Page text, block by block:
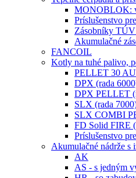
MONOBLOK:
Príslušenstvo
Zásobníky TÚV
Akumulačné
FANCOIL
Kotly na tuhé palivo,
PELLET 30
DPX (rada
DPX PELLET
SLX (rada
SLX COMBI
FD Solid FIRE
Príslušenstvo
Akumulačné nádrže
AK
AS - s jedným